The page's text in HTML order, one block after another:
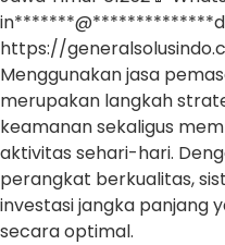
https://
Menggunakan jasa
merupakan langkah
keamanan sekaligus
aktivitas sehari-hari.
perangkat berkualitas,
investasi jangka panjang
secara optimal.